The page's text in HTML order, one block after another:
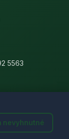
nevyhnutné
5563